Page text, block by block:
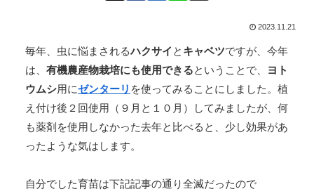
2023.11.21
毎年、虫に悩まされるハクサイ と キャベツですが、今年
は、 有機農産物栽培にも使用できるということで、
ヨト
ウムシ用にゼンターリ を使ってみることにしました。植
え付け後２回使用（９月と１０月）してみましたが、何
も薬剤を使用しなかった去年と比べると、少し効果があ
ったような気はします。
自分でした育苗は下記記事の通り全滅だったので